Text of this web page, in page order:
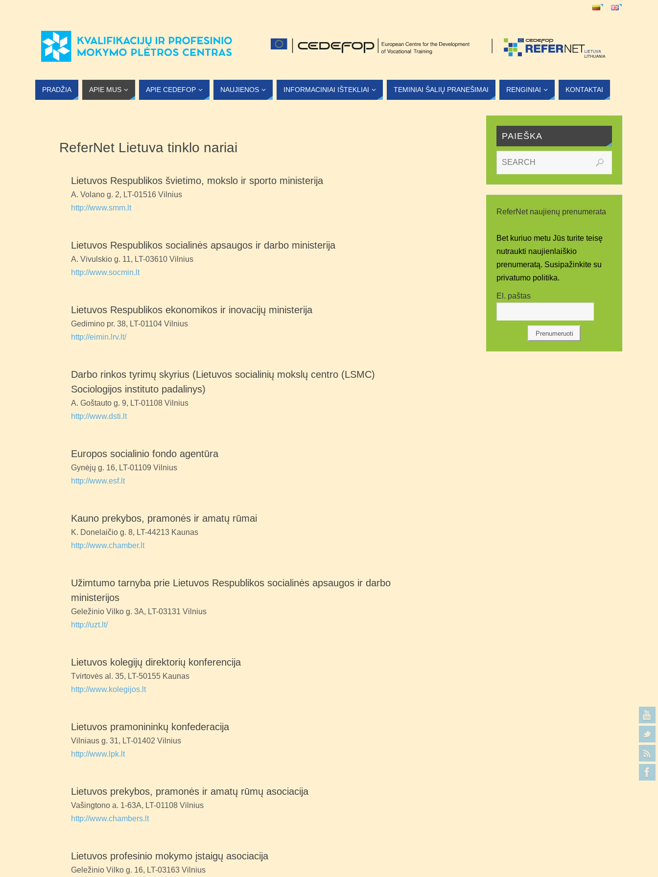
PRADŽIA APIE MUS APIE CEDEFOP NAUJIENOS INFORMACINIAI IŠTEKLIAI TEMINIAI ŠALIŲ PRANEŠIMAI RENGINIAI KONTAKTAI
ReferNet Lietuva tinklo nariai
Lietuvos Respublikos švietimo, mokslo ir sporto ministerija
A. Volano g. 2, LT-01516 Vilnius
http://www.smm.lt
Lietuvos Respublikos socialinės apsaugos ir darbo ministerija
A. Vivulskio g. 11, LT-03610 Vilnius
http://www.socmin.lt
Lietuvos Respublikos ekonomikos ir inovacijų ministerija
Gedimino pr. 38, LT-01104 Vilnius
http://eimin.lrv.lt/
Darbo rinkos tyrimų skyrius (Lietuvos socialinių mokslų centro (LSMC)
Sociologijos instituto padalinys)
A. Goštauto g. 9, LT-01108 Vilnius
http://www.dsti.lt
Europos socialinio fondo agentūra
Gynėjų g. 16, LT-01109 Vilnius
http://www.esf.lt
Kauno prekybos, pramonės ir amatų rūmai
K. Donelaičio g. 8, LT-44213 Kaunas
http://www.chamber.lt
Užimtumo tarnyba prie Lietuvos Respublikos socialinės apsaugos ir darbo
ministerijos
Geležinio Vilko g. 3A, LT-03131 Vilnius
http://uzt.lt/
Lietuvos kolegijų direktorių konferencija
Tvirtovės al. 35, LT-50155 Kaunas
http://www.kolegijos.lt
Lietuvos pramonininkų konfederacija
Vilniaus g. 31, LT-01402 Vilnius
http://www.lpk.lt
Lietuvos prekybos, pramonės ir amatų rūmų asociacija
Vašingtono a. 1-63A, LT-01108 Vilnius
http://www.chambers.lt
Lietuvos profesinio mokymo įstaigų asociacija
Geležinio Vilko g. 16, LT-03163 Vilnius
PAIEŠKA
ReferNet naujienų prenumerata
Bet kuriuo metu Jūs turite teisę
nutraukti naujienlaiškio
prenumeratą. Susipažinkite su
privatumo politika.
El. paštas